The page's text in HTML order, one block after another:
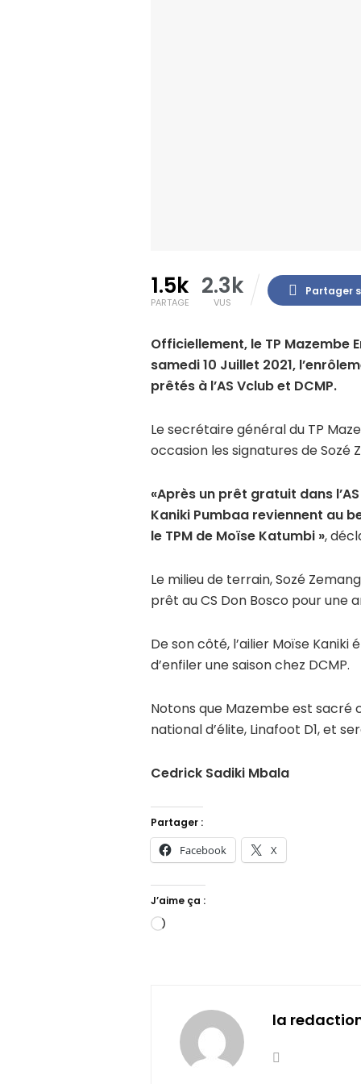
1.5k
PARTAGE
2.3k
VUS
Partager
Officiellement, le TP Mazembe
samedi 10 Juillet 2021,
prêtés à l’AS Vclub et DCMP.
Le secrétaire général du TP
occasion les signatures de Sozé
«Après un prêt gratuit dans
Kaniki Pumbaa reviennent au
le TPM de Moïse Katumbi »,
Le milieu de terrain, Sozé
prêt au CS Don Bosco pour une
De son côté, l’ailier Moïse
d’enfiler une saison chez DCMP.
Notons que Mazembe est
national d’élite, Linafoot D1, et
Cedrick Sadiki Mbala
Partager :
Facebook X
J’aime ça :
Chargement…
la